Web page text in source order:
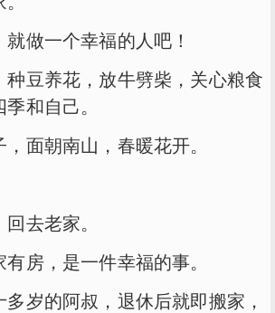
做一个幸福的人吧！
豆养花，放牛劈柴，关心粮食
和自己。
朝南山，春暖花开。
去老家。
，是一件幸福的事。
的阿叔，退休后就即搬家，